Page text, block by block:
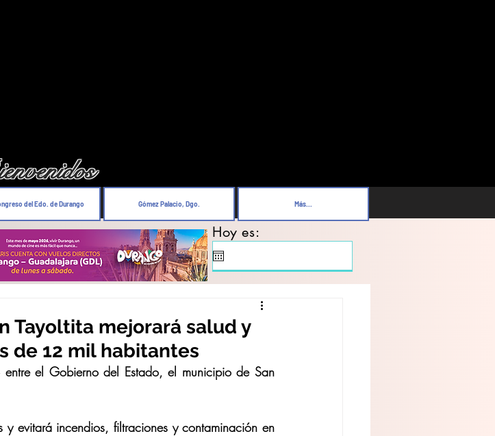
del Edo. de Durango Gómez Palacio, Dgo. Más...
Hoy es:
Tayoltita mejorará salud y
de 12 mil habitantes
el Gobierno del Estado, el municipio de San
evitará incendios, filtraciones y contaminación en